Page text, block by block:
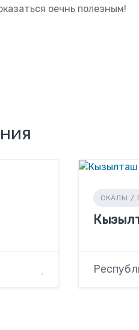
оечнь полезным!
СКАЛЫ /